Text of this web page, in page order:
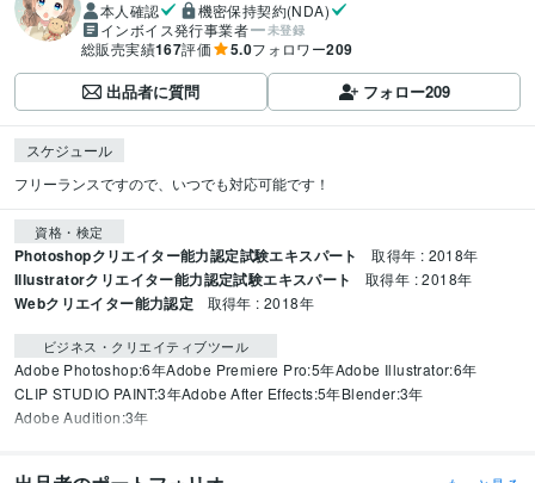
本人確認
機密保持契約(NDA)
インボイス発行事業者
未登録
総販売実績167評価 5.0フォロワー209
出品者に質問 フォロー209
スケジュール
資格・検定
Photoshopクリエイター能力認定試験エキスパート 取得年 : 2018年
Illustratorクリエイター能力認定試験エキスパート 取得年 : 2018年
Webクリエイター能力認定 取得年 : 2018年
ビジネス・クリエイティブツール
Adobe Photoshop:6年Adobe Premiere Pro:5年Adobe Illustrator:6年
CLIP STUDIO PAINT:3年Adobe After Effects:5年Blender:3年
Adobe Audition:3年